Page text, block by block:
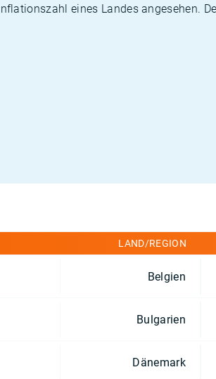
eines Landes angesehen.
LAND/REGION
Belgien
Bulgarien
Dänemark